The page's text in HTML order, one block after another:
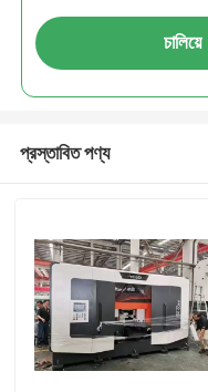
চালিয়ে
প্রস্তাবিত পণ্য